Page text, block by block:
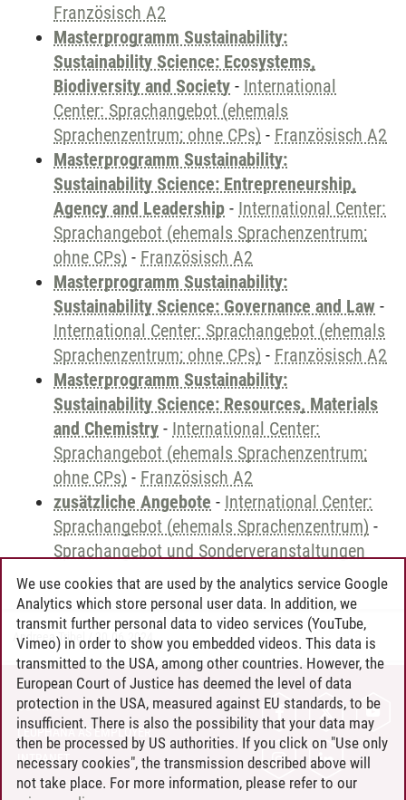
Französisch A2
Masterprogramm Sustainability:
Sustainability Science: Ecosystems,
Biodiversity and Society - International
Center: Sprachangebot (ehemals
Sprachenzentrum; ohne CPs) - Französisch A2
Masterprogramm Sustainability:
Sustainability Science: Entrepreneurship,
Agency and Leadership - International Center:
Sprachangebot (ehemals Sprachenzentrum;
ohne CPs) - Französisch A2
Masterprogramm Sustainability:
Sustainability Science: Governance and Law -
International Center: Sprachangebot (ehemals
Sprachenzentrum; ohne CPs) - Französisch A2
Masterprogramm Sustainability:
Sustainability Science: Resources, Materials
and Chemistry - International Center:
Sprachangebot (ehemals Sprachenzentrum;
ohne CPs) - Französisch A2
zusätzliche Angebote - International Center:
Sprachangebot (ehemals Sprachenzentrum) -
Sprachangebot und Sonderveranstaltungen
Andreea Tribel 30.06.2024
CONTACT
LEUPHANA AS EMPLOYER
INTRANET
SITE NOTICE
We use cookies that are used by the analytics service Google
Analytics which store personal user data. In addition, we
transmit further personal data to video services (YouTube,
Vimeo) in order to show you embedded videos. This data is
transmitted to the USA, among other countries. However, the
European Court of Justice has deemed the level of data
protection in the USA, measured against EU standards, to be
insufficient. There is also the possibility that your data may
then be processed by US authorities. If you click on "Use only
necessary cookies", the transmission described above will
not take place. For more information, please refer to our